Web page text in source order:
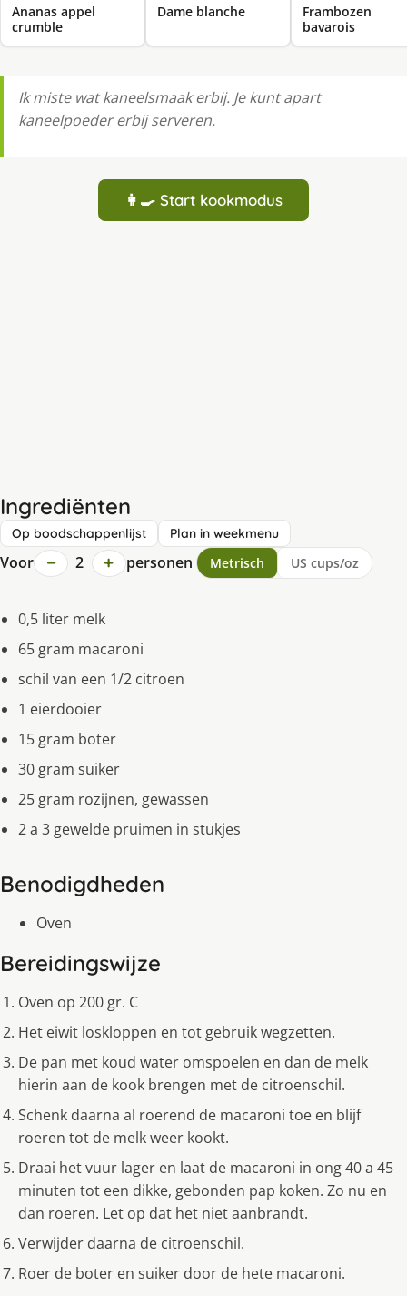
Ananas appel
crumble
Dame blanche
Frambozen
bavarois
Ik miste wat kaneelsmaak erbij. Je kunt apart
kaneelpoeder erbij serveren.
👩‍🍳 Start kookmodus
Ingrediënten
Op boodschappenlijst Plan in weekmenu
Voor − 2 + personen Metrisch US cups/oz
0,5 liter melk
65 gram macaroni
schil van een 1/2 citroen
1 eierdooier
15 gram boter
30 gram suiker
25 gram rozijnen, gewassen
2 a 3 gewelde pruimen in stukjes
Benodigdheden
Oven
Bereidingswijze
Oven op 200 gr. C
Het eiwit loskloppen en tot gebruik wegzetten.
De pan met koud water omspoelen en dan de melk
hierin aan de kook brengen met de citroenschil.
Schenk daarna al roerend de macaroni toe en blijf
roeren tot de melk weer kookt.
Draai het vuur lager en laat de macaroni in ong 40 a 45
minuten tot een dikke, gebonden pap koken. Zo nu en
dan roeren. Let op dat het niet aanbrandt.
Verwijder daarna de citroenschil.
Roer de boter en suiker door de hete macaroni.